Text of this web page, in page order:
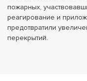
пожарных,
реагирование и
предотвратили
перекрытий.